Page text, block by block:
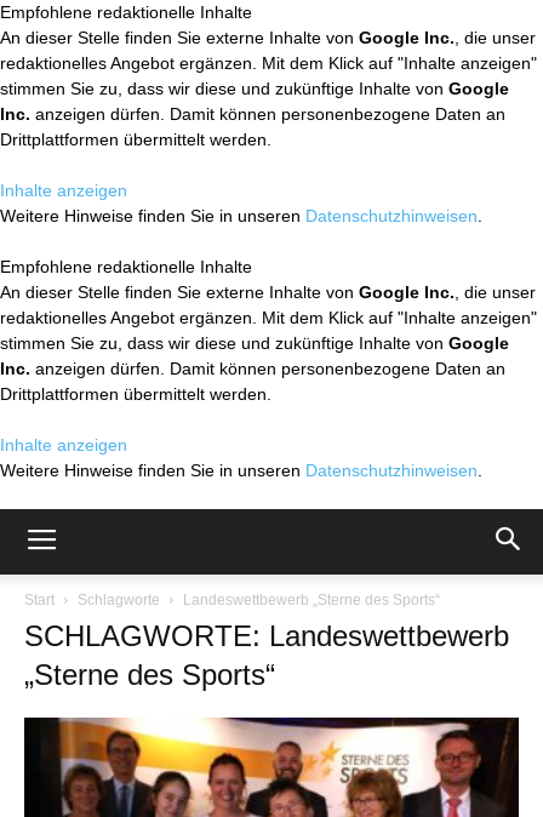
Empfohlene redaktionelle Inhalte
An dieser Stelle finden Sie externe Inhalte von Google Inc. , die unser
redaktionelles Angebot ergänzen. Mit dem Klick auf "Inhalte anzeigen"
stimmen Sie zu, dass wir diese und zukünftige Inhalte von Google
Inc. anzeigen dürfen. Damit können personenbezogene Daten an
Drittplattformen übermittelt werden.
Inhalte anzeigen
Weitere Hinweise finden Sie in unseren Datenschutzhinweisen
Empfohlene redaktionelle Inhalte
An dieser Stelle finden Sie externe Inhalte von Google Inc. , die unser
redaktionelles Angebot ergänzen. Mit dem Klick auf "Inhalte anzeigen"
stimmen Sie zu, dass wir diese und zukünftige Inhalte von Google
Inc. anzeigen dürfen. Damit können personenbezogene Daten an
Drittplattformen übermittelt werden.
Inhalte anzeigen
Weitere Hinweise finden Sie in unseren Datenschutzhinweisen
Start Schlagworte Landeswettbewerb „Sterne des Sports“
SCHLAGWORTE: Landeswettbewerb
„Sterne des Sports“